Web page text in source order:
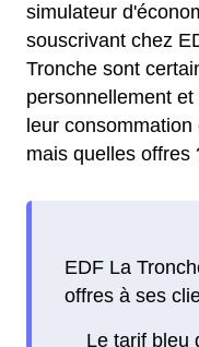
simulateur
souscrivant chez
Tronche sont
personnellement
leur
mais quelles offres
EDF La
offres à ses